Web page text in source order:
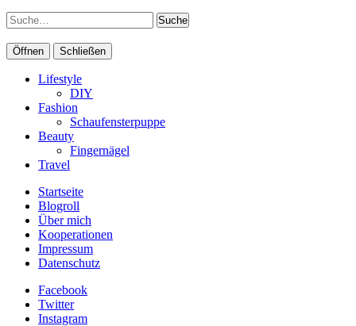
Suche
Öffnen Schließen
Lifestyle
DIY
Fashion
Schaufensterpuppe
Beauty
Fingernägel
Travel
Startseite
Blogroll
Über mich
Kooperationen
Impressum
Datenschutz
Facebook
Twitter
Instagram